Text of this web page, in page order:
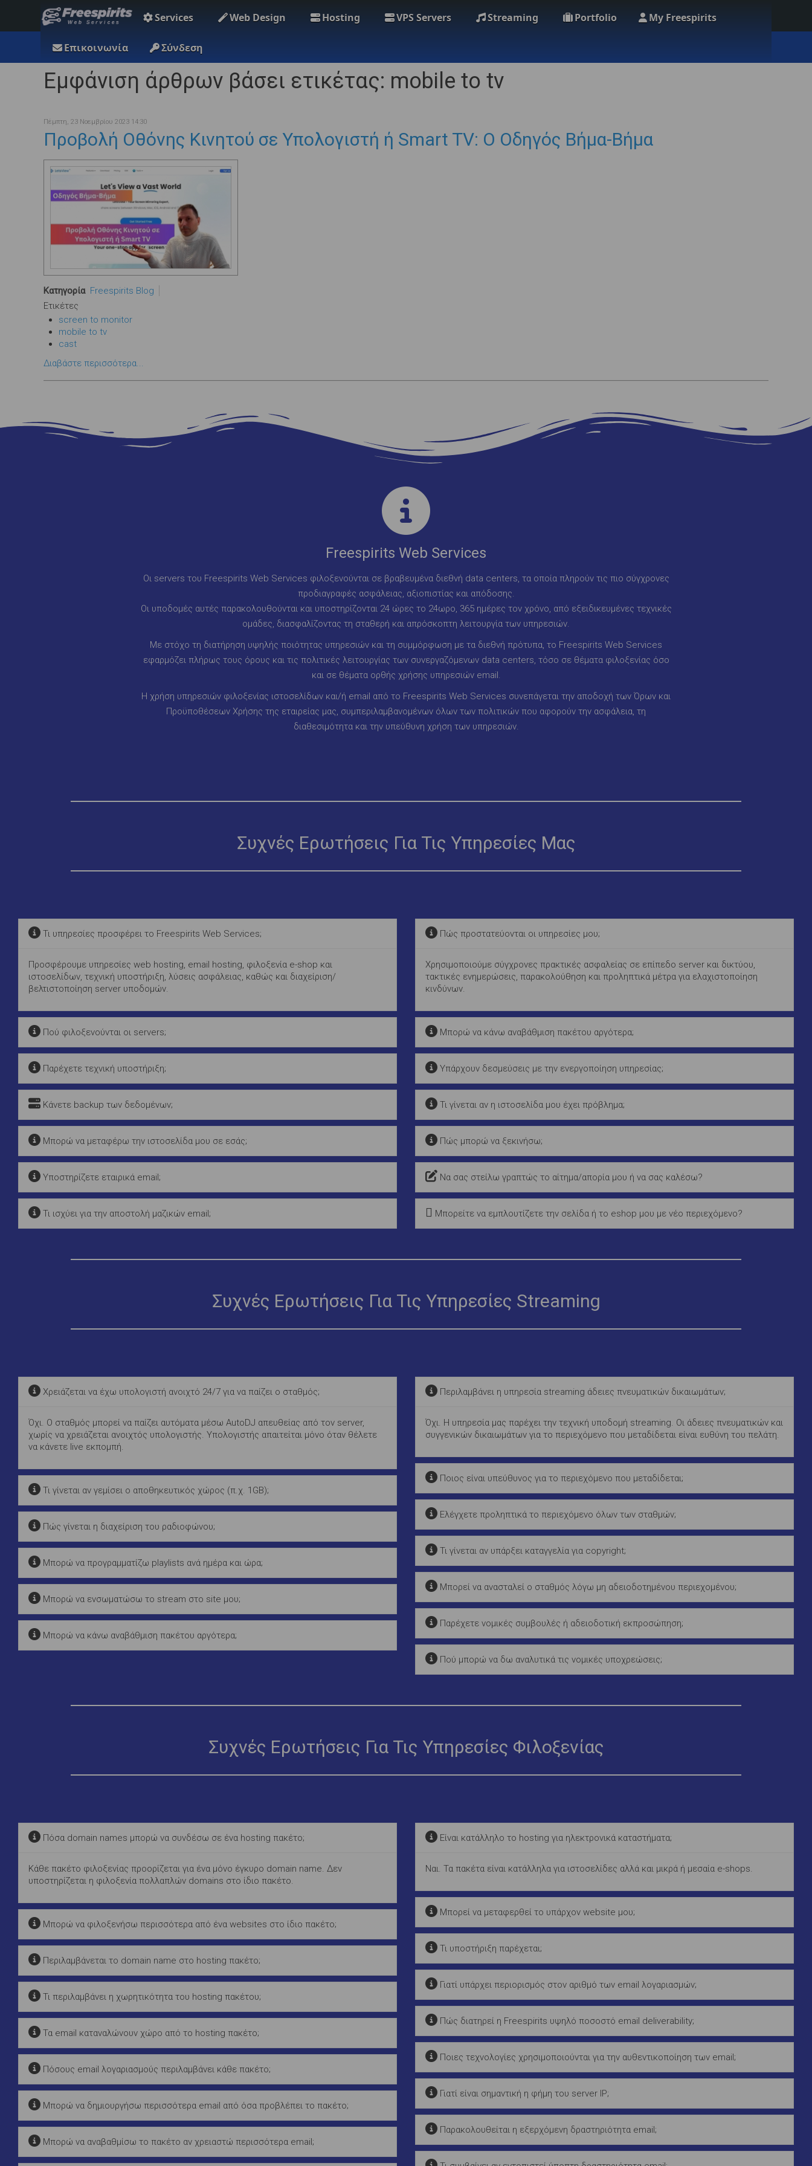
Services Web Design Hosting VPS Servers Streaming Portfolio My Freespirits
Επικοινωνία Σύνδεση
Εμφάνιση άρθρων βάσει ετικέτας: mobile to tv
Πέμπτη, 23 Νοεμβρίου 2023 14:30
Προβολή Οθόνης Κινητού σε Υπολογιστή ή Smart TV: Ο Οδηγός Βήμα-Βήμα
Κατηγορία Freespirits Blog
Ετικέτες
screen to monitor
mobile to tv
cast
Διαβάστε περισσότερα...
Freespirits Web Services
Οι servers του Freespirits Web Services φιλοξενούνται σε βραβευμένα διεθνή data centers, τα οποία πληρούν τις πιο σύγχρονες
προδιαγραφές ασφάλειας, αξιοπιστίας και απόδοσης.
Οι υποδομές αυτές παρακολουθούνται και υποστηρίζονται 24 ώρες το 24ωρο, 365 ημέρες τον χρόνο, από εξειδικευμένες τεχνικές
ομάδες, διασφαλίζοντας τη σταθερή και απρόσκοπτη λειτουργία των υπηρεσιών.
Με στόχο τη διατήρηση υψηλής ποιότητας υπηρεσιών και τη συμμόρφωση με τα διεθνή πρότυπα, το Freespirits Web Services
εφαρμόζει πλήρως τους όρους και τις πολιτικές λειτουργίας των συνεργαζόμενων data centers, τόσο σε θέματα φιλοξενίας όσο
και σε θέματα ορθής χρήσης υπηρεσιών email.
Η χρήση υπηρεσιών φιλοξενίας ιστοσελίδων και/ή email από το Freespirits Web Services συνεπάγεται την αποδοχή των Όρων και
Προϋποθέσεων Χρήσης της εταιρείας μας, συμπεριλαμβανομένων όλων των πολιτικών που αφορούν την ασφάλεια, τη
διαθεσιμότητα και την υπεύθυνη χρήση των υπηρεσιών.
Συχνές Ερωτήσεις Για Τις Υπηρεσίες Μας
Τι υπηρεσίες προσφέρει το Freespirits Web Services;
Προσφέρουμε υπηρεσίες web hosting, email hosting, φιλοξενία e-shop και
ιστοσελίδων, τεχνική υποστήριξη, λύσεις ασφάλειας, καθώς και διαχείριση/
βελτιστοποίηση server υποδομών.
Πού φιλοξενούνται οι servers;
Παρέχετε τεχνική υποστήριξη;
Κάνετε backup των δεδομένων;
Μπορώ να μεταφέρω την ιστοσελίδα μου σε εσάς;
Υποστηρίζετε εταιρικά email;
Τι ισχύει για την αποστολή μαζικών email;
Πώς προστατεύονται οι υπηρεσίες μου;
Χρησιμοποιούμε σύγχρονες πρακτικές ασφαλείας σε επίπεδο server και δικτύου,
τακτικές ενημερώσεις, παρακολούθηση και προληπτικά μέτρα για ελαχιστοποίηση
κινδύνων.
Μπορώ να κάνω αναβάθμιση πακέτου αργότερα;
Υπάρχουν δεσμεύσεις με την ενεργοποίηση υπηρεσίας;
Τι γίνεται αν η ιστοσελίδα μου έχει πρόβλημα;
Πώς μπορώ να ξεκινήσω;
Να σας στείλω γραπτώς το αίτημα/απορία μου ή να σας καλέσω?
Μπορείτε να εμπλουτίζετε την σελίδα ή το eshop μου με νέο περιεχόμενο?
Συχνές Ερωτήσεις Για Τις Υπηρεσίες Streaming
Χρειάζεται να έχω υπολογιστή ανοιχτό 24/7 για να παίζει ο σταθμός;
Όχι. Ο σταθμός μπορεί να παίζει αυτόματα μέσω AutoDJ απευθείας από τον server,
χωρίς να χρειάζεται ανοιχτός υπολογιστής. Υπολογιστής απαιτείται μόνο όταν θέλετε
να κάνετε live εκπομπή.
Τι γίνεται αν γεμίσει ο αποθηκευτικός χώρος (π.χ. 1GB);
Πώς γίνεται η διαχείριση του ραδιοφώνου;
Μπορώ να προγραμματίζω playlists ανά ημέρα και ώρα;
Μπορώ να ενσωματώσω το stream στο site μου;
Μπορώ να κάνω αναβάθμιση πακέτου αργότερα;
Περιλαμβάνει η υπηρεσία streaming άδειες πνευματικών δικαιωμάτων;
Όχι. Η υπηρεσία μας παρέχει την τεχνική υποδομή streaming. Οι άδειες πνευματικών και
συγγενικών δικαιωμάτων για το περιεχόμενο που μεταδίδεται είναι ευθύνη του πελάτη.
Ποιος είναι υπεύθυνος για το περιεχόμενο που μεταδίδεται;
Ελέγχετε προληπτικά το περιεχόμενο όλων των σταθμών;
Τι γίνεται αν υπάρξει καταγγελία για copyright;
Μπορεί να ανασταλεί ο σταθμός λόγω μη αδειοδοτημένου περιεχομένου;
Παρέχετε νομικές συμβουλές ή αδειοδοτική εκπροσώπηση;
Πού μπορώ να δω αναλυτικά τις νομικές υποχρεώσεις;
Συχνές Ερωτήσεις Για Τις Υπηρεσίες Φιλοξενίας
Πόσα domain names μπορώ να συνδέσω σε ένα hosting πακέτο;
Κάθε πακέτο φιλοξενίας προορίζεται για ένα μόνο έγκυρο domain name. Δεν
υποστηρίζεται η φιλοξενία πολλαπλών domains στο ίδιο πακέτο.
Μπορώ να φιλοξενήσω περισσότερα από ένα websites στο ίδιο πακέτο;
Περιλαμβάνεται το domain name στο hosting πακέτο;
Τι περιλαμβάνει η χωρητικότητα του hosting πακέτου;
Τα email καταναλώνουν χώρο από το hosting πακέτο;
Πόσους email λογαριασμούς περιλαμβάνει κάθε πακέτο;
Μπορώ να δημιουργήσω περισσότερα email από όσα προβλέπει το πακέτο;
Μπορώ να αναβαθμίσω το πακέτο αν χρειαστώ περισσότερα email;
Είναι κατάλληλο το hosting για ηλεκτρονικά καταστήματα;
Ναι. Τα πακέτα είναι κατάλληλα για ιστοσελίδες αλλά και μικρά ή μεσαία e-shops.
Μπορεί να μεταφερθεί το υπάρχον website μου;
Τι υποστήριξη παρέχεται;
Γιατί υπάρχει περιορισμός στον αριθμό των email λογαριασμών;
Πώς διατηρεί η Freespirits υψηλό ποσοστό email deliverability;
Ποιες τεχνολογίες χρησιμοποιούνται για την αυθεντικοποίηση των email;
Γιατί είναι σημαντική η φήμη του server IP;
Παρακολουθείται η εξερχόμενη δραστηριότητα email;